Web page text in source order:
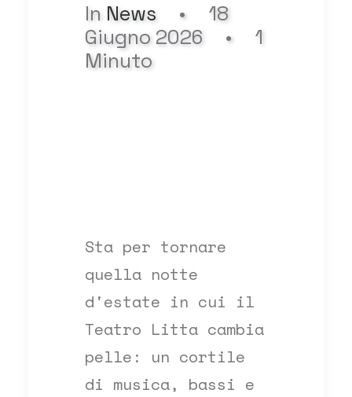
In News •
18
Giugno 2026
•
1
Minuto
Sta per tornare
quella notte
d'estate in cui il
Teatro Litta cambia
pelle: un cortile
di musica, bassi e